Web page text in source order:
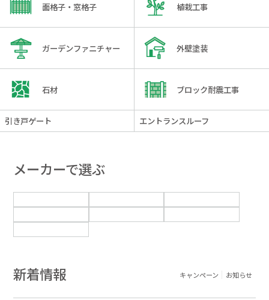
面格子・窓格子 植栽工事
ガーデンファニチャー 外壁塗装
石材 ブロック耐震工事
引き戸ゲート エントランスルーフ
メーカーで選ぶ
新着情報 キャンペーン お知らせ